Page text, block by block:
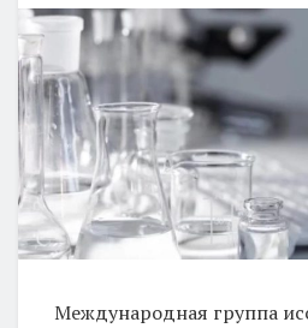
Международная группа